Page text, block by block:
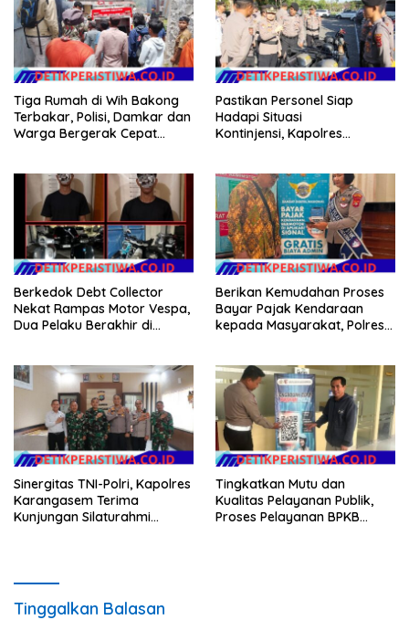
Tiga Rumah di Wih Bakong
Terbakar, Polisi, Damkar dan
Warga Bergerak Cepat
Pastikan Personel Siap
Hadapi Situasi
Kontinjensi, Kapolres
Dalmas
Berkedok Debt Collector
Nekat Rampas Motor Vespa,
Dua Pelaku Berakhir di
Berikan Kemudahan Proses
Bayar Pajak Kendaraan
kepada Masyarakat, Polres
Samsat
Sinergitas TNI-Polri, Kapolres
Karangasem Terima
Kunjungan Silaturahmi
Tingkatkan Mutu dan
Kualitas Pelayanan Publik,
Proses Pelayanan BPKB
Tinggalkan Balasan